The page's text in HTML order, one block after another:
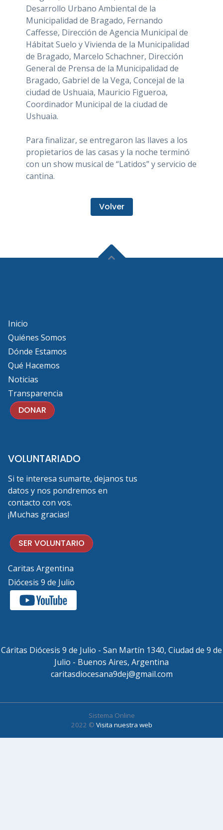
Desarrollo Urbano Ambiental de la
Municipalidad de Bragado, Fernando
Caffesse, Dirección de Agencia Municipal de
Hábitat Suelo y Vivienda de la Municipalidad
de Bragado, Marcelo Schachner, Dirección
General de Prensa de la Municipalidad de
Bragado, Gabriel de la Vega, Concejal de la
ciudad de Ushuaia, Mauricio Figueroa,
Coordinador Municipal de la ciudad de
Ushuaia.
Para finalizar, se entregaron las llaves a los
propietarios de las casas y la noche terminó
con un show musical de “Latidos” y servicio de
cantina.
Volver
Inicio
Quiénes Somos
Dónde Estamos
Qué Hacemos
Noticias
Transparencia
DONAR
VOLUNTARIADO
Si te interesa sumarte, dejanos tus
datos y nos pondremos en
contacto con vos.
¡Muchas gracias!
SER VOLUNTARIO
Caritas Argentina
Diócesis 9 de Julio
Cáritas Diócesis 9 de Julio - San Martín 1340, Ciudad de 9 de
Julio - Buenos Aires, Argentina
caritasdiocesana9dej@gmail.com
Sistema Online
2022 © Visita nuestra web